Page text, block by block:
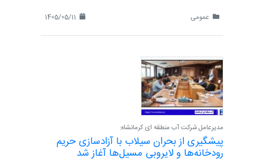
عمومی
مدیرعامل شرکت آب منطقه ای کرمانشاه:
پیشگیری از بحران سیلاب با آزادسازی حریم
رودخانه‌ها و لایروبی مسیل‌ها آغاز شد